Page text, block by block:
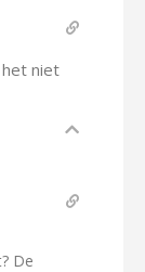
niet
De